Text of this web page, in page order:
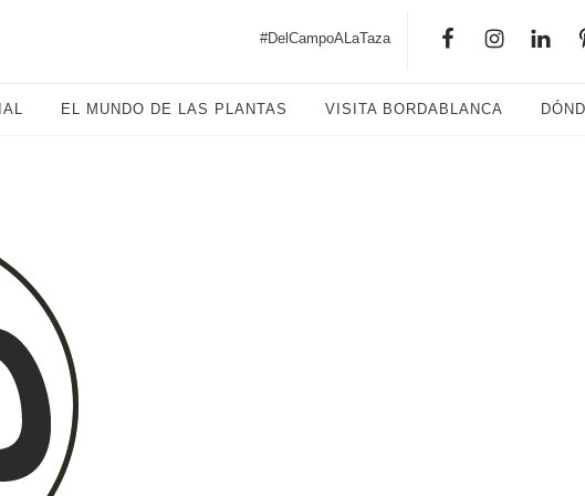
#DelCampoALaTaza
EL MUNDO DE LAS PLANTAS VISITA BORDABLANCA